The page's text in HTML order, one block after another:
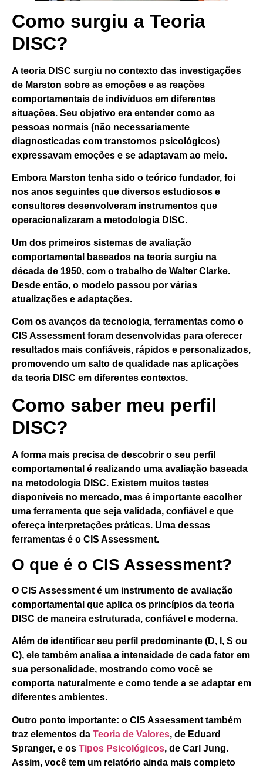
Como surgiu a Teoria
DISC?
A teoria DISC surgiu no contexto das investigações
de Marston sobre as emoções e as reações
comportamentais de indivíduos em diferentes
situações. Seu objetivo era entender como as
pessoas normais (não necessariamente
diagnosticadas com transtornos psicológicos)
expressavam emoções e se adaptavam ao meio.
Embora Marston tenha sido o teórico fundador, foi
nos anos seguintes que diversos estudiosos e
consultores desenvolveram instrumentos que
operacionalizaram a metodologia DISC.
Um dos primeiros sistemas de avaliação
comportamental baseados na teoria surgiu na
década de 1950, com o trabalho de Walter Clarke.
Desde então, o modelo passou por várias
atualizações e adaptações.
Com os avanços da tecnologia, ferramentas como o
CIS Assessment foram desenvolvidas para oferecer
resultados mais confiáveis, rápidos e personalizados,
promovendo um salto de qualidade nas aplicações
da teoria DISC em diferentes contextos.
Como saber meu perfil
DISC?
A forma mais precisa de descobrir o seu perfil
comportamental é realizando uma avaliação baseada
na metodologia DISC. Existem muitos testes
disponíveis no mercado, mas é importante escolher
uma ferramenta que seja validada, confiável e que
ofereça interpretações práticas. Uma dessas
ferramentas é o CIS Assessment.
O que é o CIS Assessment?
O CIS Assessment é um instrumento de avaliação
comportamental que aplica os princípios da teoria
DISC de maneira estruturada, confiável e moderna.
Além de identificar seu perfil predominante (D, I, S ou
C), ele também analisa a intensidade de cada fator em
sua personalidade, mostrando como você se
comporta naturalmente e como tende a se adaptar em
diferentes ambientes.
Outro ponto importante: o CIS Assessment também
traz elementos da Teoria de Valores, de Eduard
Spranger, e os Tipos Psicológicos, de Carl Jung.
Assim, você tem um relatório ainda mais completo